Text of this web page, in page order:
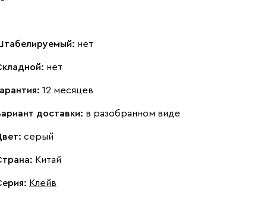
нет
нет
12 месяцев
доставки: в разобранном виде
серый
Китай
: Клейв